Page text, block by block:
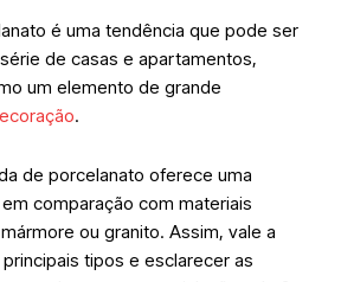
é uma tendência que pode ser
de casas e apartamentos,
um elemento de grande
.
de porcelanato oferece uma
comparação com materiais
ou granito. Assim, vale a
tipos e esclarecer as